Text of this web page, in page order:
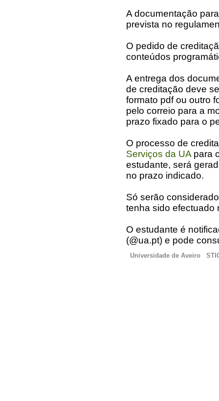
A documentação
prevista no
O pedido de
conteúdos
A entrega dos
de creditação deve
formato pdf ou outro
pelo correio para a
prazo fixado para o
O processo de
Serviços da UA para
estudante, será
no prazo indicado.
Só serão
tenha sido efectuado
O estudante é
(@ua.pt) e pode
Universidade de Aveiro